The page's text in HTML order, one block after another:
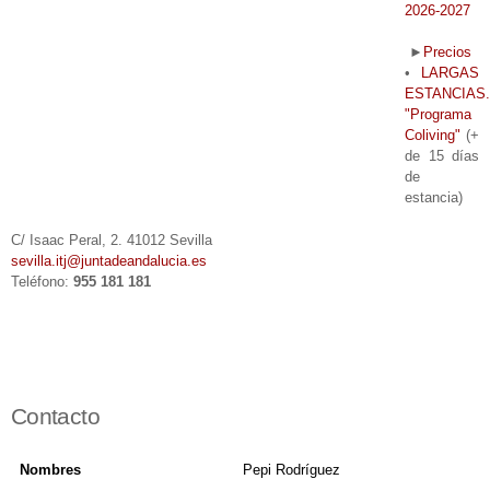
2026-2027
► Precios
•
LARGAS
ESTANCIAS.
"Programa
Coliving" (+
de 15 días
de
estancia)
C/ Isaac Peral, 2. 41012 Sevilla
sevilla.itj@juntadeandalucia.es
Teléfono: 955 181 181
Contacto
Nombres
Pepi Rodríguez